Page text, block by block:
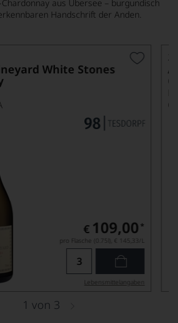
aus Übersee – burgundisch
Handschrift der Anden.
White Stones
€ 109,00 *
pro Flasche (0.75l), € 145,33 /L
Lebensmittel­angaben
1 von 3